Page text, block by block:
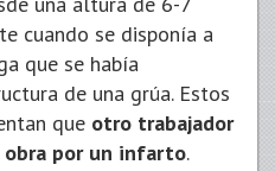
cuando se disponía a
que se había
de una grúa. Estos
que otro trabajador
por un infarto.